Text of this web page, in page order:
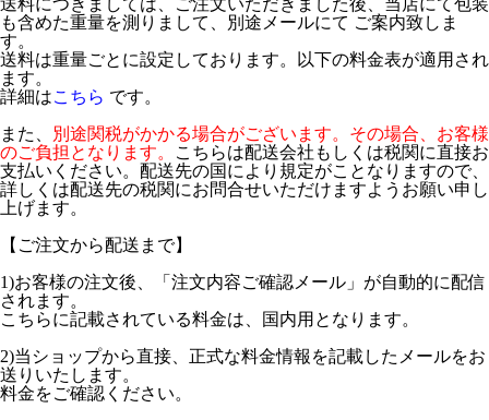
送料につきましては、ご注文いただきました後、当店にて包装
も含めた重量を測りまして、別途メールにて ご案内致しま
す。
送料は重量ごとに設定しております。以下の料金表が適用され
ます。
詳細はこちら です。
また、
別途関税がかかる場合がございます。その場合、お客様
のご負担となります。
こちらは配送会社もしくは税関に直接お
支払いください。配送先の国により規定がことなりますので、
詳しくは配送先の税関にお問合せいただけますようお願い申し
上げます。
【ご注文から配送まで】
1)お客様の注文後、「注文内容ご確認メール」が自動的に配信
されます。
こちらに記載されている料金は、国内用となります。
2)当ショップから直接、正式な料金情報を記載したメールをお
送りいたします。
料金をご確認ください。